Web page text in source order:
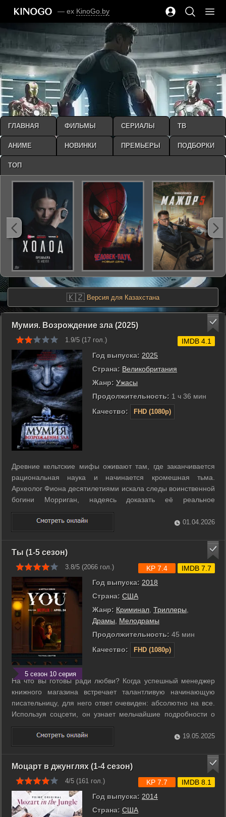
— ex KinoGo.by
🇰🇿 Версия для Казахстана
Мумия. Возрождение зла (2025)
1.9/5 (17 гол.)
Год выпуска: 2025
Страна: Великобритания
Жанр: Ужасы
Продолжительность: 1 ч 36 мин
Качество:
FHD (1080p)
IMDB 4.1
Древние кельтские мифы оживают там, где заканчивается
рациональная наука и начинается кромешная тьма.
Археолог Фиона десятилетиями искала следы воинственной
богини Морриган, надеясь доказать её реальное
существование. В надежде восстановить отношения с
дочерью Лили, она берет девочку на раскопки в
изолированный ирландский остров усыпальниц. ...
01.04.2026
Ты (1-5 сезон)
3.8/5 (2066 гол.)
5 сезон 10 серия
Год выпуска: 2018
Страна: США
Жанр: Криминал Триллеры
Драмы
Мелодрамы
Продолжительность: 45 мин
Качество:
FHD (1080p)
KP 7.4 IMDB 7.7
На что вы готовы ради любви? Когда успешный менеджер
книжного магазина встречает талантливую начинающую
писательницу, для него ответ очевиден: абсолютно на все.
Используя соцсети, он узнает мельчайшие подробности о
жизни девушки, чтобы подобраться к ней как можно ближе.
Милая влюбленность перерастает в опасную одержимость.
Парень готов тихо и ...
19.05.2025
Моцарт в джунглях (1-4 сезон)
4/5 (161 гол.)
Год выпуска: 2014
Страна: США
KP 7.7 IMDB 8.1
ГЛАВНАЯ ФИЛЬМЫ СЕРИАЛЫ ТВ
АНИМЕ НОВИНКИ ПРЕМЬЕРЫ ПОДБОРКИ
ТОП